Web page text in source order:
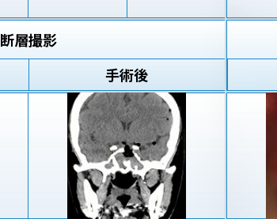
断層撮影
手術後